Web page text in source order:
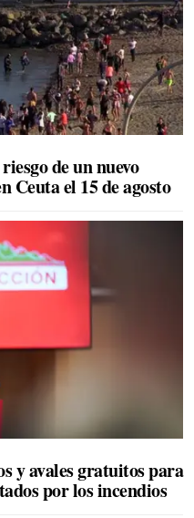
de un nuevo
Ceuta el 15 de agosto
y avales gratuitos para
por los incendios